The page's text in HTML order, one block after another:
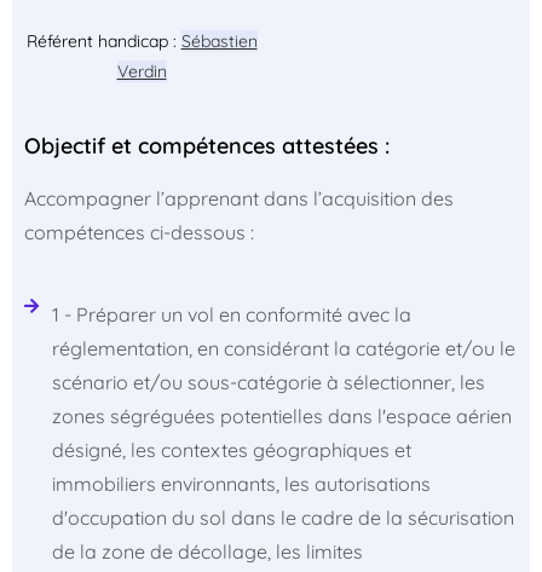
Référent handicap : Sébastien
Verdin
Objectif et compétences attestées :
Accompagner l’apprenant dans l’acquisition des
compétences ci-dessous :
1 - Préparer un vol en conformité avec la
réglementation, en considérant la catégorie et/ou le
scénario et/ou sous-catégorie à sélectionner, les
zones ségréguées potentielles dans l'espace aérien
désigné, les contextes géographiques et
immobiliers environnants, les autorisations
d'occupation du sol dans le cadre de la sécurisation
de la zone de décollage, les limites